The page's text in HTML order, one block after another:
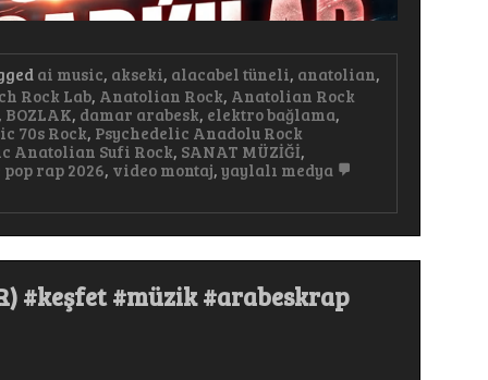
ai music, akseki, alacabel tüneli, anatolian,
Rock Lab, Anatolian Rock, Anatolian Rock
, BOZLAK, damar arabesk, elektro bağlama,
70s Rock, Psychedelic Anadolu Rock
Anatolian Sufi Rock, SANAT MÜZİĞİ,
rap 2026, video montaj, yaylalı medya
#keşfet #müzik #arabeskrap